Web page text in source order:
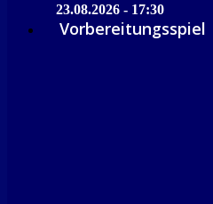
23.08.2026 - 17:30
Vorbereitungsspiel